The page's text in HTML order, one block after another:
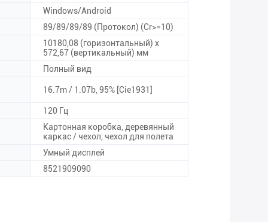
Windows/Android
89/89/89/89 (Протокол) (Cr>=10)
10180,08 (горизонтальный) х
572,67 (вертикальный) мм
Полный вид
16.7m / 1.07b, 95% [Cie1931]
120 Гц
Картонная коробка, деревянный
каркас / чехол, чехол для полета
Умный дисплей
8521909090